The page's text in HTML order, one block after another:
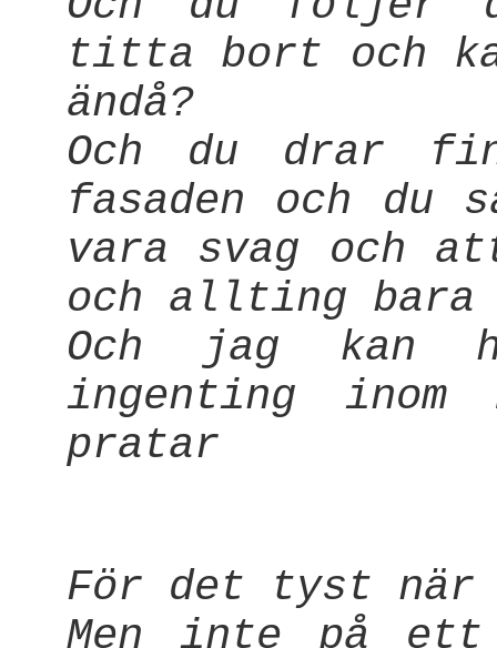
titta bort och
ändå?
Och du drar
fasaden och
vara svag och
och allting bara
Och jag kan
ingenting
pratar
För det tyst när
Men inte på